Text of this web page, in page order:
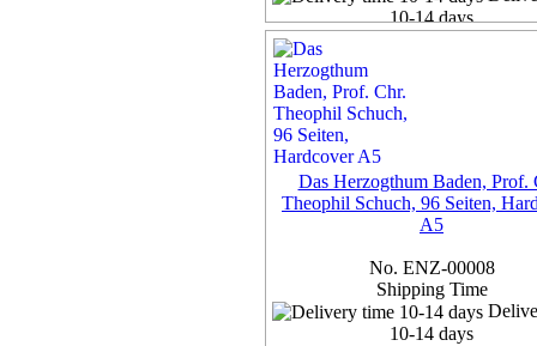
10-14 days
30,00 €
7% VAT included, plus
Das Herzogthum Baden, Prof.
Theophil Schuch, 96 Seiten,
A5
No. ENZ-00008
Shipping Time
10-14 days